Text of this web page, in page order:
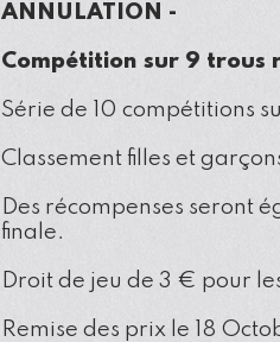
ANNULATION -
Compétition sur 9 trous
Série de 10 compétitions
Classement filles et
Des récompenses seront
finale.
Droit de jeu de 3 € pour
Remise des prix le 18